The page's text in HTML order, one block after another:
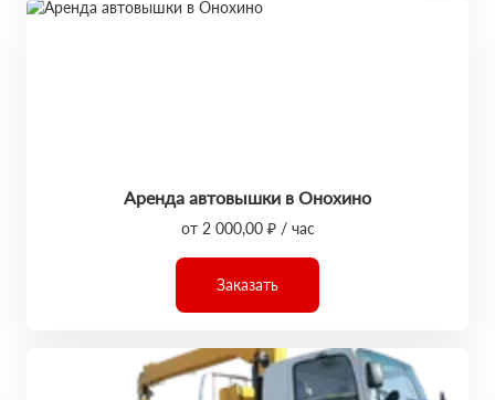
Аренда автовышки в Онохино
от 2 000,00 ₽ / час
Заказать